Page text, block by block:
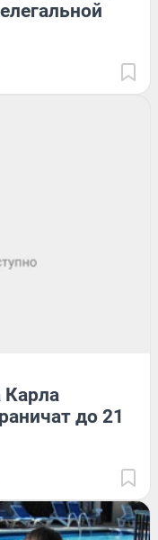
Карла
до 21